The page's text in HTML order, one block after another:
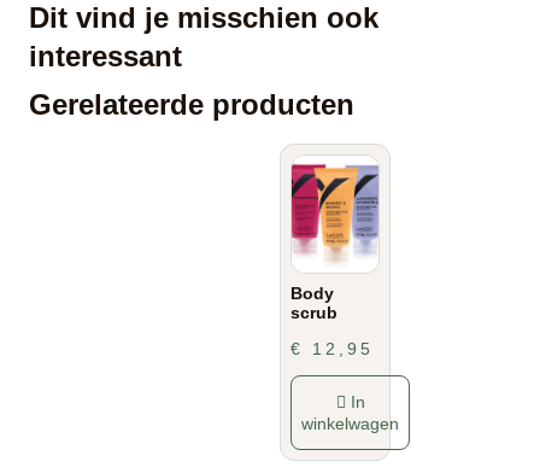
Dit vind je misschien ook
interessant
Gerelateerde producten
Body
scrub
€
12,95
In
winkelwagen